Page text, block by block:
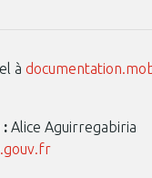
à
: Alice Aguirregabiria